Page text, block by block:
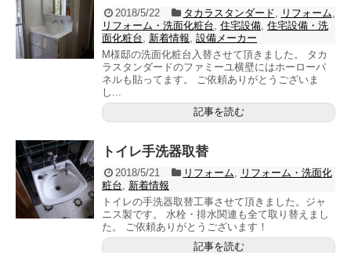
2018/5/22 タカラスタンダード リフォーム
リフォーム・洗面化粧台 住宅設備 住宅設備・洗
面化粧台
新着情報 設備メーカー
M様邸の洗面化粧台入替させて頂きました。 タカ
ラスタンダードのファミーユ横壁にはホーローパ
ネルも貼ってます。 ご依頼ありがとうございま
し...
記事を読む
トイレ手洗器取替
2018/5/21 リフォーム
リフォーム・洗面化
粧台
新着情報
トイレの手洗器取替工事させて頂きました。ジャ
ニス製です。 水栓・排水関連も全て取り替えまし
た。 ご依頼ありがとうございます！
記事を読む